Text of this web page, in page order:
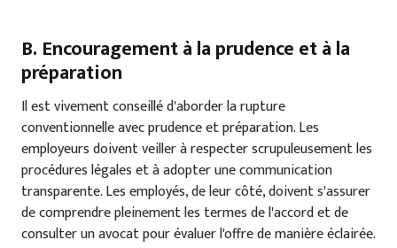
B. Encouragement à la prudence et à la
préparation
Il est vivement conseillé d'aborder la rupture
conventionnelle avec prudence et préparation. Les
employeurs doivent veiller à respecter scrupuleusement les
procédures légales et à adopter une communication
transparente. Les employés, de leur côté, doivent s'assurer
de comprendre pleinement les termes de l'accord et de
consulter un avocat pour évaluer l'offre de manière éclairée.